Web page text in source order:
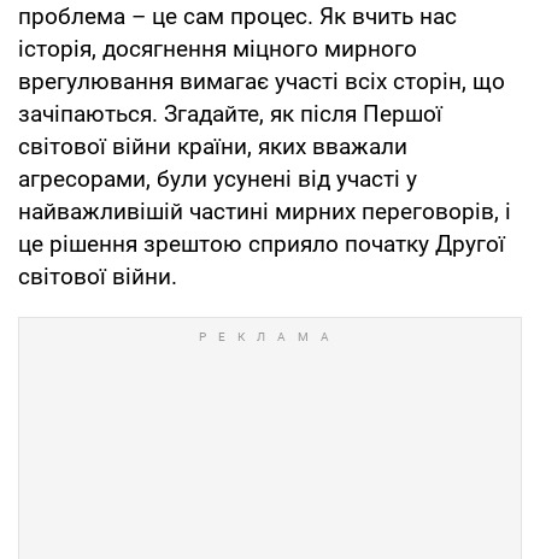
проблема – це сам процес. Як вчить нас
історія, досягнення міцного мирного
врегулювання вимагає участі всіх сторін, що
зачіпаються. Згадайте, як після Першої
світової війни країни, яких вважали
агресорами, були усунені від участі у
найважливішій частині мирних переговорів, і
це рішення зрештою сприяло початку Другої
світової війни.